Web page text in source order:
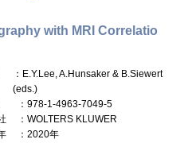
with MRI Correlatio
：E.Y.Lee, A.Hunsaker & B.Siewert
(eds.)
：978-1-4963-7049-5
：WOLTERS KLUWER
：2020年